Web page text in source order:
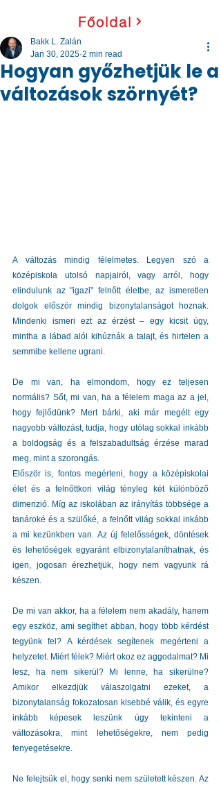
Főoldal
Hogyan győzhetjük le a
változások szörnyét?
Bakk L. Zalán
Jan 30, 2025 2 min read
A változás mindig félelmetes. Legyen szó a
középiskola utolsó napjairól, vagy arról, hogy
elindulunk az "igazi" felnőtt életbe, az ismeretlen
dolgok először mindig bizonytalanságot hoznak.
Mindenki ismeri ezt az érzést – egy kicsit úgy,
mintha a lábad alól kihúznák a talajt, és hirtelen a
semmibe kellene ugrani.
De mi van, ha elmondom, hogy ez teljesen
normális? Sőt, mi van, ha a félelem maga az a jel,
hogy fejlődünk? Mert bárki, aki már megélt egy
nagyobb változást, tudja, hogy utólag sokkal inkább
a boldogság és a felszabadultság érzése marad
meg, mint a szorongás.
Először is, fontos megérteni, hogy a középiskolai
élet és a felnőttkori világ tényleg két különböző
dimenzió. Míg az iskolában az irányítás többsége a
tanároké és a szülőké, a felnőtt világ sokkal inkább
a mi kezünkben van. Az új felelősségek, döntések
és lehetőségek egyaránt elbizonytalaníthatnak, és
igen, jogosan érezhetjük, hogy nem vagyunk rá
készen.
De mi van akkor, ha a félelem nem akadály, hanem
egy eszköz, ami segíthet abban, hogy több kérdést
tegyünk fel? A kérdések segítenek megérteni a
helyzetet. Miért félek? Miért okoz ez aggodalmat? Mi
lesz, ha nem sikerül? Mi lenne, ha sikerülne?
Amikor elkezdjük válaszolgatni ezeket, a
bizonytalanság fokozatosan kisebbé válik, és egyre
inkább képesek leszünk úgy tekinteni a
változásokra, mint lehetőségekre, nem pedig
fenyegetésekre.
Ne felejtsük el, hogy senki nem született készen. Az